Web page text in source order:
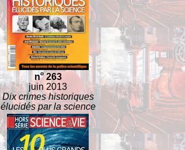
no263
juin 2013
Dix crimes historiques
élucidés par la science